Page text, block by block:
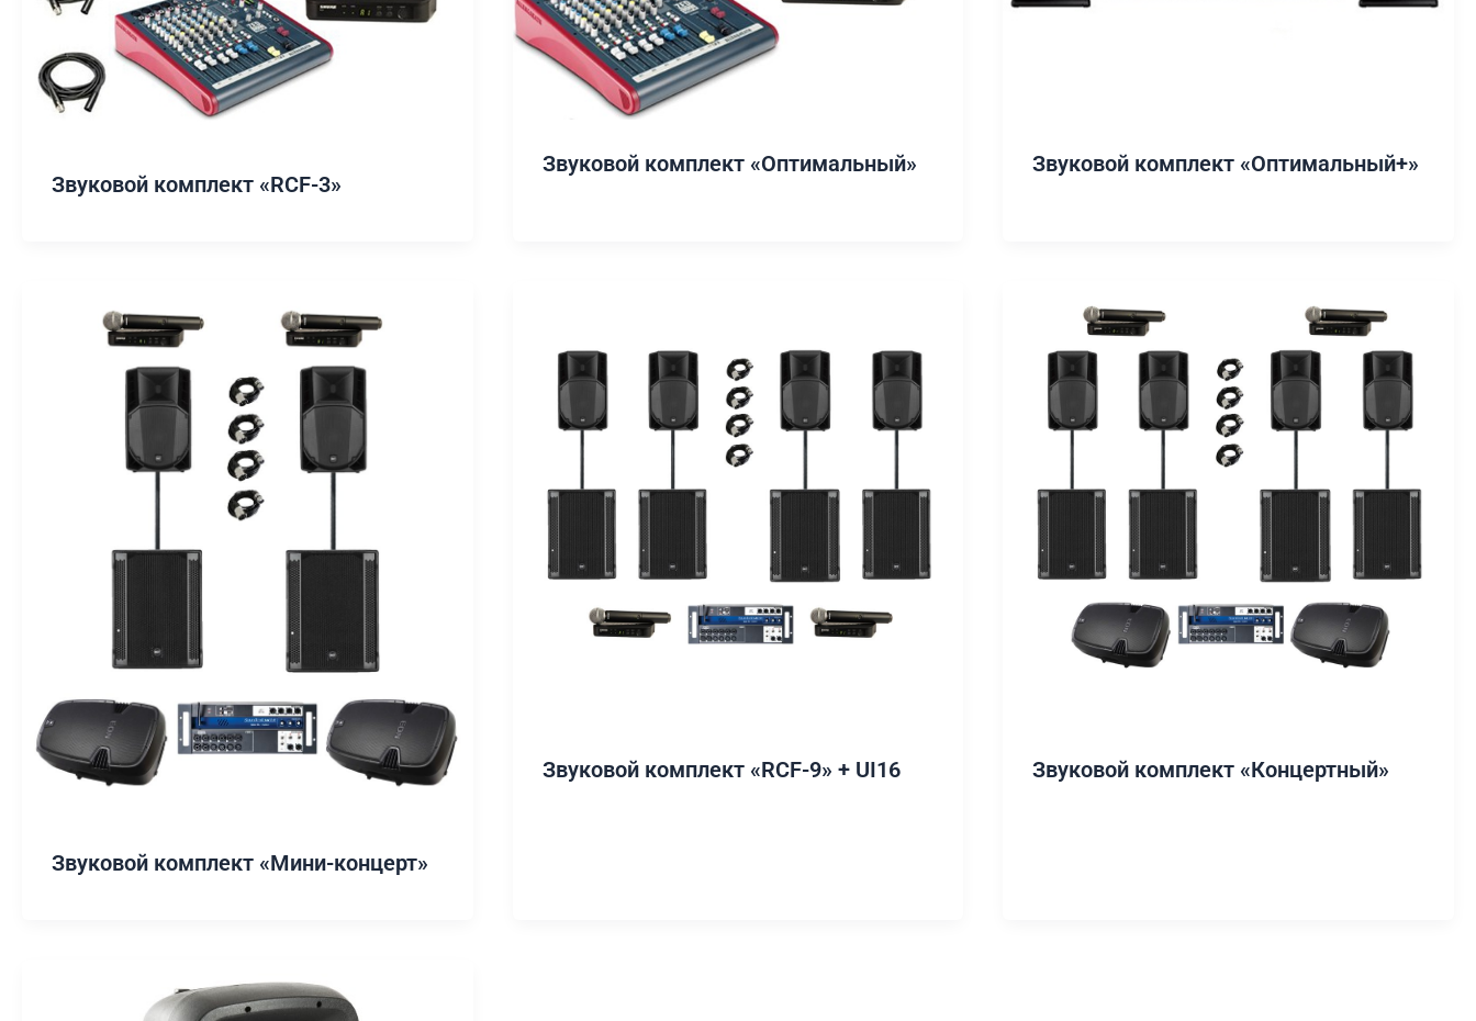
Звуковой комплект «RCF-3»
Звуковой комплект «Оптимальный» Звуковой комплект «Оптимальный+»
Звуковой комплект «Мини-концерт»
Звуковой комплект «RCF-9» + UI16 Звуковой комплект «Концертный»